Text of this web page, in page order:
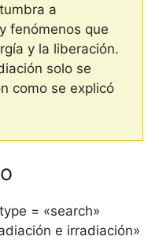
a
fenómenos que
y la liberación.
solo se
como se explicó
= «search»
e irradiación»